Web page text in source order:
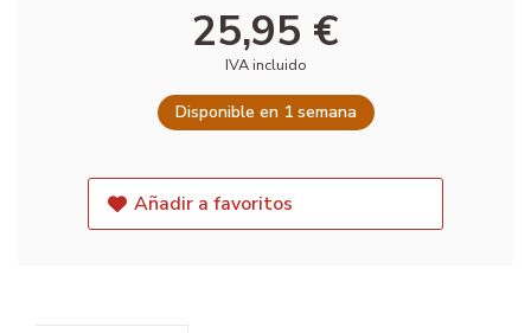
25,95 €
IVA incluido
Disponible en 1 semana
Añadir a favoritos